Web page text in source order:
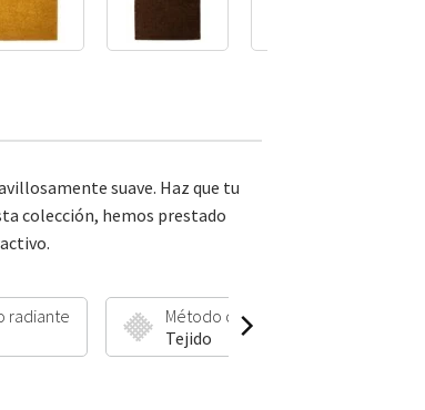
suave. Haz que tu
colección, hemos prestado
radiante
Método de fabricación
Tejido